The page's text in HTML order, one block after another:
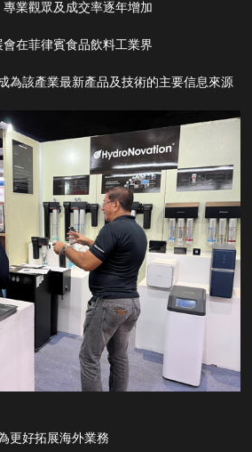
專業觀眾及成交率逐年增加
會在菲律賓食品飲料工業界
為該產業最新產品及技術的主要信息來源
更好拓展海外業務